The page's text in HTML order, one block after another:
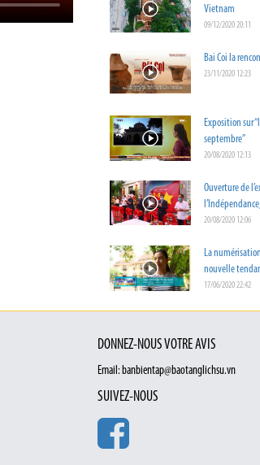
Vietnam
09/12/2020 20:11
Bai Coi la
23/11/2020 12:23
Exposition sur
septembre”
20/08/2020 12:13
Ouverture de
20/08/2020 12:06
La
nouvelle
17/06/2020 22:42
DONNEZ-NOUS VOTRE AVIS
Email: banbientap@baotanglichsu.vn
SUIVEZ-NOUS